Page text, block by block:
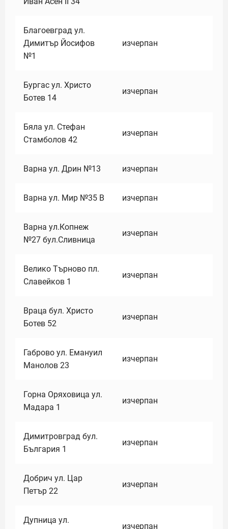
Благоевград ул.
Димитър Йосифов
№1
изчерпан
Бургас ул. Христо
Ботев 14
изчерпан
Бяла ул. Стефан
Стамболов 42
изчерпан
Варна ул. Дрин №13 изчерпан
Варна ул. Мир №35 В изчерпан
Варна ул.Копнеж
№27 бул.Сливница
изчерпан
Велико Търново пл.
Славейков 1
изчерпан
Враца бул. Христо
Ботев 52
изчерпан
Габрово ул. Емануил
Манолов 23
изчерпан
Горна Оряховица ул.
Мадара 1
изчерпан
Димитровград бул.
България 1
изчерпан
Добрич ул. Цар
Петър 22
изчерпан
Дупница ул.
изчерпан